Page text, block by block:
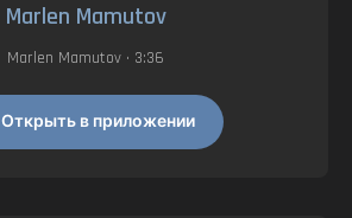
Marlen Mamutov
Marlen Mamutov • 3:36
Открыть в приложении